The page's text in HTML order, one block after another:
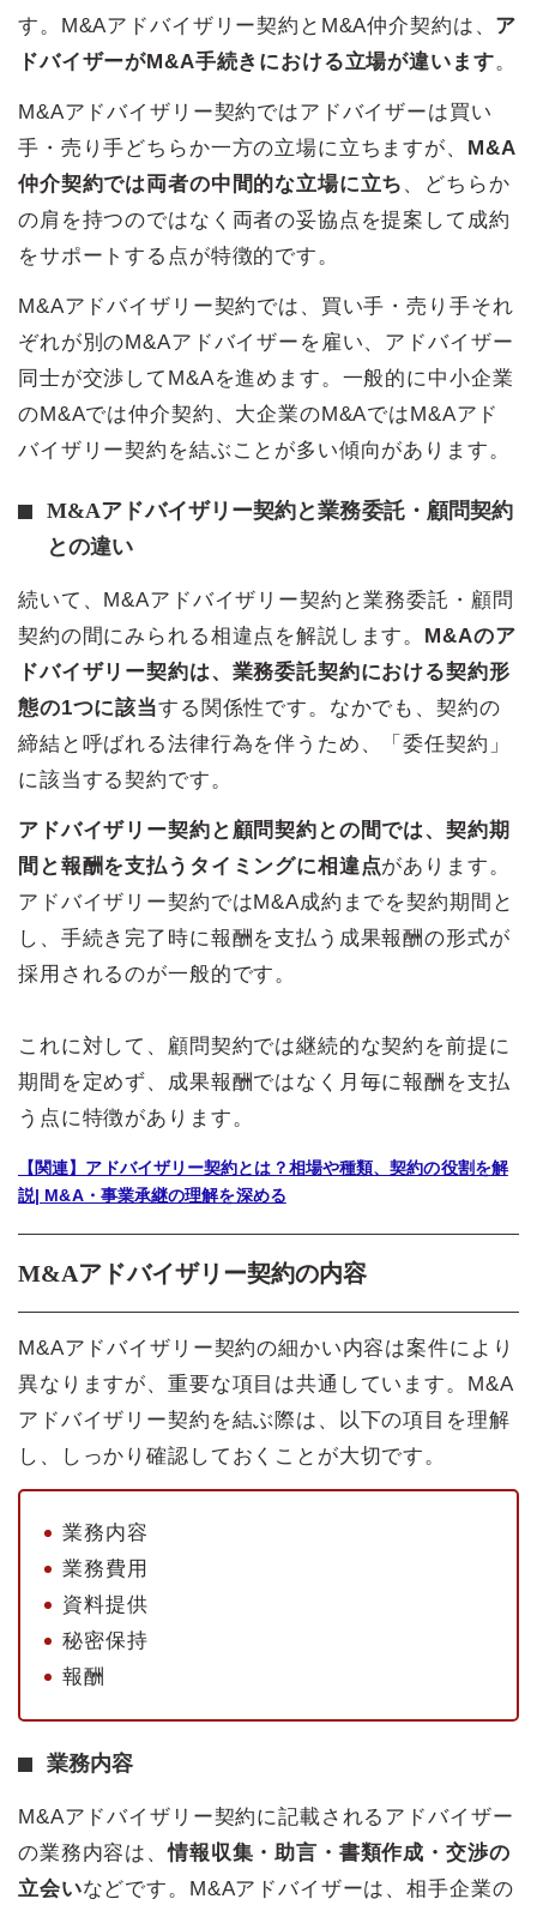
す。M&Aアドバイザリー契約とM&A仲介契約は、 ア
ドバイザーがM&A手続きにおける立場が違います。
M&Aアドバイザリー契約ではアドバイザーは買い
手・売り手どちらか一方の立場に立ちますが、 M&A
仲介契約では両者の中間的な立場に立ち 、どちらか
の肩を持つのではなく両者の妥協点を提案して成約
をサポートする点が特徴的です。
M&Aアドバイザリー契約では、買い手・売り手それ
ぞれが別のM&Aアドバイザーを雇い、アドバイザー
同士が交渉してM&Aを進めます。一般的に中小企業
のM&Aでは仲介契約、大企業のM&AではM&Aアド
バイザリー契約を結ぶことが多い傾向があります。
M&Aアドバイザリー契約と業務委託・顧問契約
との違い
続いて、M&Aアドバイザリー契約と業務委託・顧問
契約の間にみられる相違点を解説します。 M&Aのア
ドバイザリー契約は、業務委託契約における契約形
態の1つに該当する関係性です。なかでも、契約の
締結と呼ばれる法律行為を伴うため、「委任契約」
に該当する契約です。
アドバイザリー契約と顧問契約との間では、契約期
間と報酬を支払うタイミングに相違点があります。
アドバイザリー契約ではM&A成約までを契約期間と
し、手続き完了時に報酬を支払う成果報酬の形式が
採用されるのが一般的です。
これに対して、顧問契約では継続的な契約を前提に
期間を定めず、成果報酬ではなく月毎に報酬を支払
う点に特徴があります。
【関連】アドバイザリー契約とは？相場や種類、契約の役割を解
説| M&A・事業承継の理解を深める
M&Aアドバイザリー契約の内容
M&Aアドバイザリー契約の細かい内容は案件により
異なりますが、重要な項目は共通しています。M&A
アドバイザリー契約を結ぶ際は、以下の項目を理解
し、しっかり確認しておくことが大切です。
業務内容
業務費用
資料提供
秘密保持
報酬
業務内容
M&Aアドバイザリー契約に記載されるアドバイザー
の業務内容は、情報収集・助言・書類作成・交渉の
立会いなどです。M&Aアドバイザーは、相手企業の